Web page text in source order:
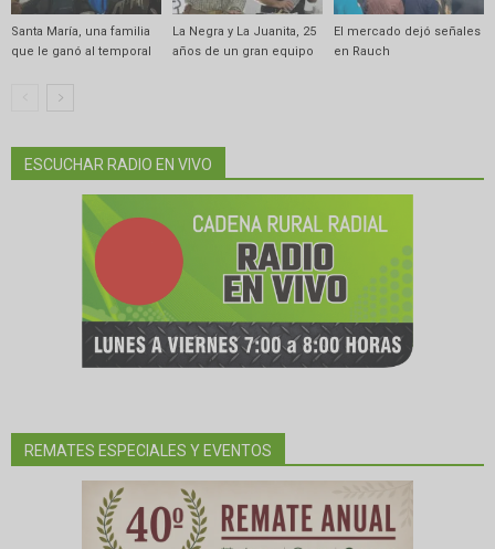
Santa María, una familia
que le ganó al temporal
La Negra y La Juanita, 25
años de un gran equipo
El mercado dejó señales
en Rauch
ESCUCHAR RADIO EN VIVO
REMATES ESPECIALES Y EVENTOS